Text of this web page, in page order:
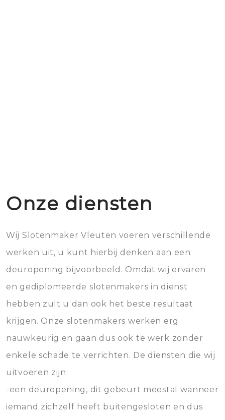
Onze diensten
Wij Slotenmaker Vleuten voeren verschillende
werken uit, u kunt hierbij denken aan een
deuropening bijvoorbeeld. Omdat wij ervaren
en gediplomeerde slotenmakers in dienst
hebben zult u dan ook het beste resultaat
krijgen. Onze slotenmakers werken erg
nauwkeurig en gaan dus ook te werk zonder
enkele schade te verrichten. De diensten die wij
uitvoeren zijn:
-een deuropening, dit gebeurt meestal wanneer
iemand zichzelf heeft buitengesloten en dus